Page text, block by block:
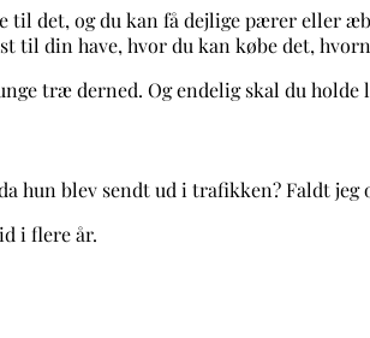
til det, og du kan få dejlige pærer eller
til din have, hvor du kan købe det,
træ derned. Og endelig skal du
hun blev sendt ud i trafikken? Faldt
i flere år.